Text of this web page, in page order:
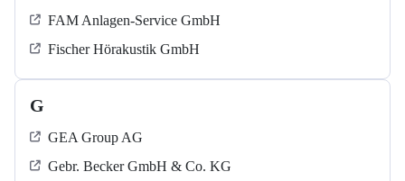
FAM Anlagen-Service GmbH
Fischer Hörakustik GmbH
G
GEA Group AG
Gebr. Becker GmbH & Co. KG